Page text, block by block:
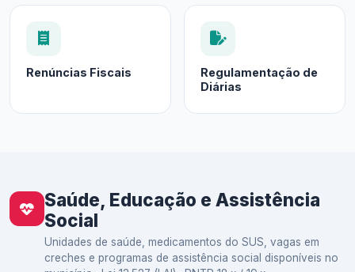
Renúncias Fiscais
Regulamentação de
Diárias
Saúde, Educação e Assistência
Social
Unidades de saúde, medicamentos do SUS, vagas em
creches e programas de assistência social disponíveis no